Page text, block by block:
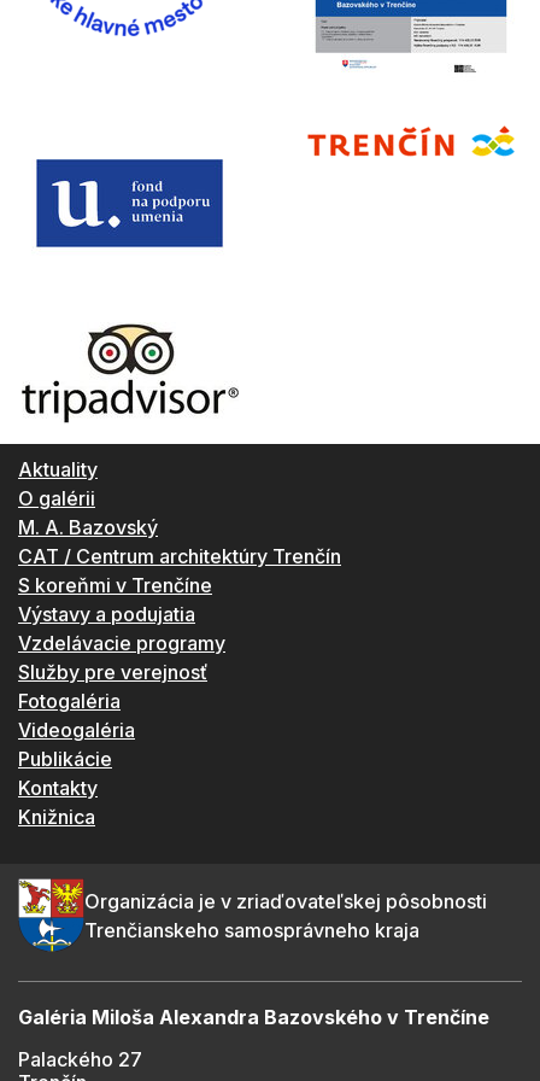
Aktuality
O galérii
M. A. Bazovský
CAT / Centrum architektúry Trenčín
S koreňmi v Trenčíne
Výstavy a podujatia
Vzdelávacie programy
Služby pre verejnosť
Fotogaléria
Videogaléria
Publikácie
Kontakty
Knižnica
Organizácia je v zriaďovateľskej pôsobnosti
Trenčianskeho samosprávneho kraja
Galéria Miloša Alexandra Bazovského v Trenčíne
Palackého 27